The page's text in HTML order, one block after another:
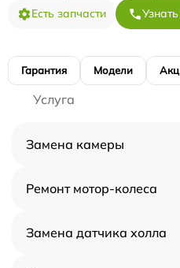
Есть запчасти
Гарантия Модели
Услуга
Замена камеры
Ремонт мотор-колеса
Замена датчика холла